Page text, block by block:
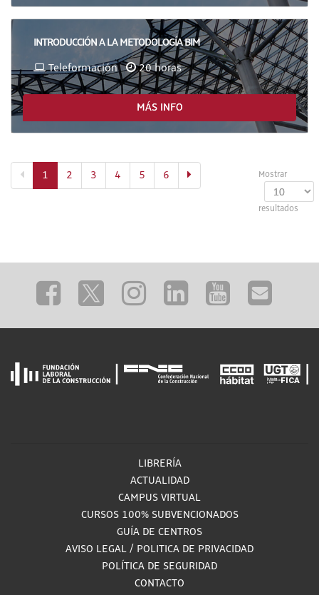
INTRODUCCIÓN A LA METODOLOGÍA BIM
Teleformación 20 horas
MÁS INFO
Mostrar
resultados
1 (actual)
2 3 4 5 6
LIBRERÍA
ACTUALIDAD
CAMPUS VIRTUAL
CURSOS 100% SUBVENCIONADOS
GUÍA DE CENTROS
AVISO LEGAL / POLITICA DE PRIVACIDAD
POLÍTICA DE SEGURIDAD
CONTACTO